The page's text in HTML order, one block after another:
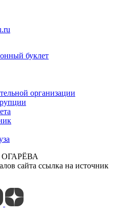
буклет
организации
ОГАРЁВА
сайта ссылка на источник